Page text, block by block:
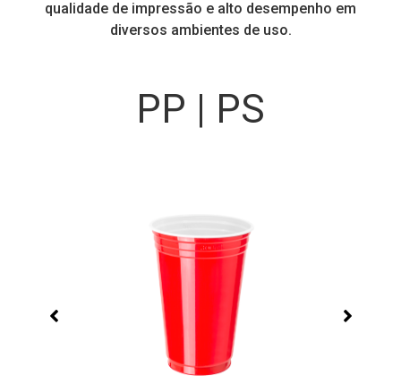
qualidade de impressão e alto desempenho em
diversos ambientes de uso.
PP | PS